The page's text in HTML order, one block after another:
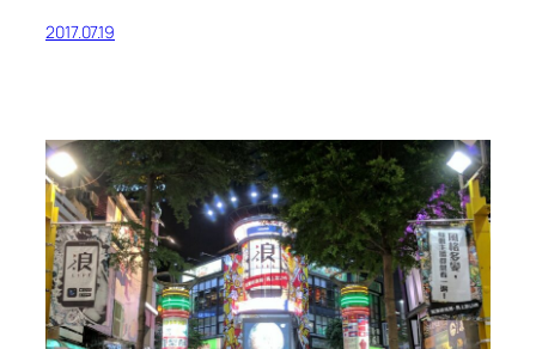
2017.07.19